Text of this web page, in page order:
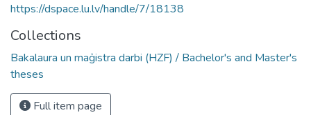
https://dspace.lu.lv/handle/7/18138
Collections
Bakalaura un maģistra darbi (HZF) / Bachelor's and Master's
theses
Full item page